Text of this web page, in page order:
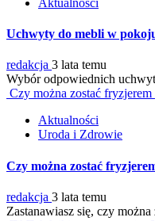
Uchwyty do mebli w
redakcja 3 lata temu
Wybór odpowiednich
Czy można zostać fryzjerem
Aktualności
Uroda i Zdrowie
Czy można zostać
redakcja 3 lata temu
Zastanawiasz się, czy